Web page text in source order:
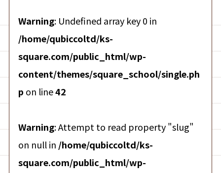
Warning: Undefined array key 0 in
/home/qubiccoltd/ks-
square.com/public_html/wp-
content/themes/square_school/single.ph
p on line42
Warning: Attempt to read property "slug"
on null in /home/qubiccoltd/ks-
square.com/public_html/wp-